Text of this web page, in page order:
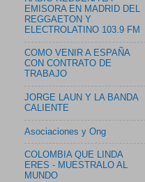
EMISORA EN MADRID DEL
REGGAETON Y
ELECTROLATINO 103.9 FM
COMO VENIR A ESPAÑA
CON CONTRATO DE
TRABAJO
JORGE LAUN Y LA BANDA
CALIENTE
Asociaciones y Ong
COLOMBIA QUE LINDA
ERES - MUESTRALO AL
MUNDO